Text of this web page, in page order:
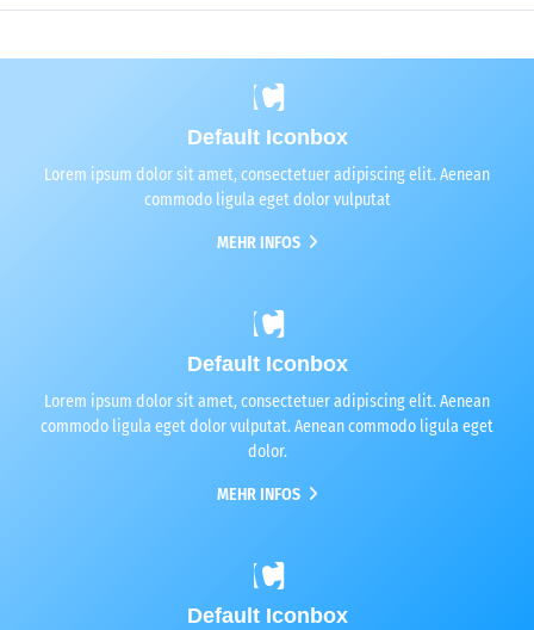
Default Iconbox
Lorem ipsum dolor sit amet, consectetuer adipiscing elit. Aenean
commodo ligula eget dolor vulputat
MEHR INFOS
Default Iconbox
Lorem ipsum dolor sit amet, consectetuer adipiscing elit. Aenean
commodo ligula eget dolor vulputat. Aenean commodo ligula eget
dolor.
MEHR INFOS
Default Iconbox